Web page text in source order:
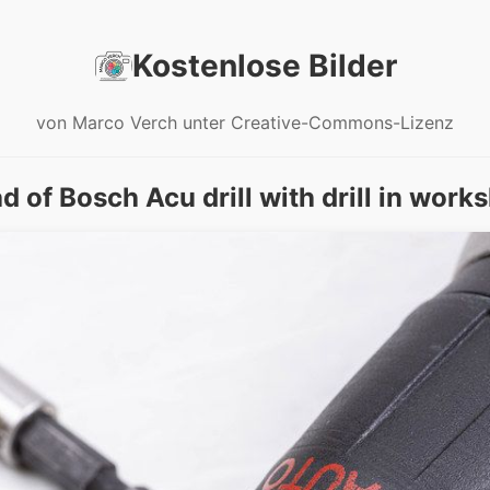
Kostenlose Bilder
von Marco Verch unter Creative-Commons-Lizenz
of Bosch Acu drill with drill in